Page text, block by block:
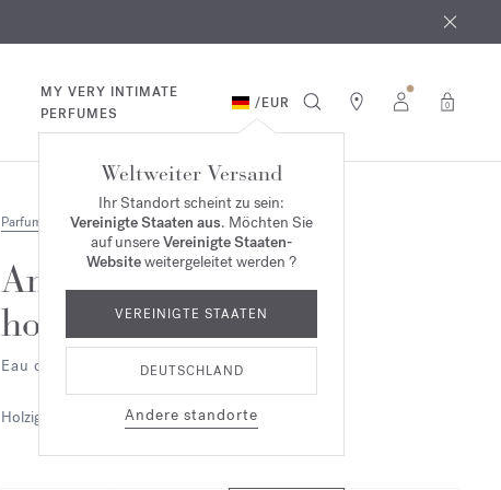
MY VERY INTIMATE
PERFUMES
/EUR 0
Weltweiter Versand
Ihr Standort scheint zu sein:
Vereinigte Staaten aus. Möchten Sie
auf unsereVereinigte Staaten-
Websiteweitergeleitet werden ?
VEREINIGTE STAATEN
DEUTSCHLAND
Andere standorte
Parfum
Amyris
homme
Eau de toilette
Holzig